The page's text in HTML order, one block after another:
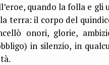
quando la folla e
terra: il corpo del
onori, glorie,
in silenzio, in